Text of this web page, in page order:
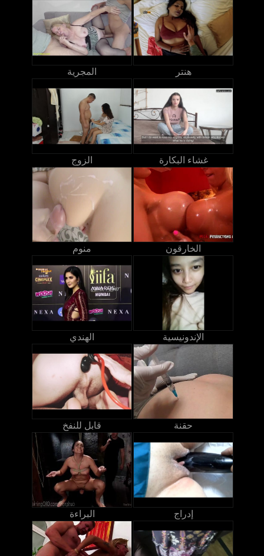
المجرية هنتر
الزوج غشاء البكارة
منوم الخارقون
الهندي الإندونيسية
قابل للنفخ حقنة
البراءة إدراج